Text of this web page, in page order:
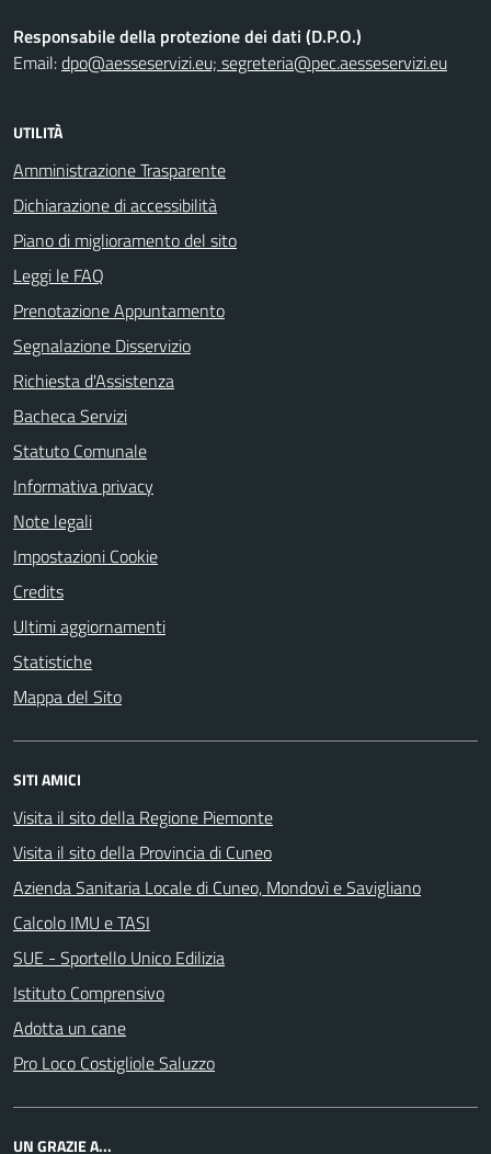
Responsabile della protezione dei dati (D.P.O.)
Email:dpo@aesseservizi.eu; segreteria@pec.aesseservizi.eu
UTILITÀ
Amministrazione Trasparente
Dichiarazione di accessibilità
Piano di miglioramento del sito
Leggi le FAQ
Prenotazione Appuntamento
Segnalazione Disservizio
Richiesta d'Assistenza
Bacheca Servizi
Statuto Comunale
Informativa privacy
Note legali
Impostazioni Cookie
Credits
Ultimi aggiornamenti
Statistiche
Mappa del Sito
SITI AMICI
Visita il sito della Regione Piemonte
Visita il sito della Provincia di Cuneo
Azienda Sanitaria Locale di Cuneo, Mondovì e Savigliano
Calcolo IMU e TASI
SUE - Sportello Unico Edilizia
Istituto Comprensivo
Adotta un cane
Pro Loco Costigliole Saluzzo
UN GRAZIE A...